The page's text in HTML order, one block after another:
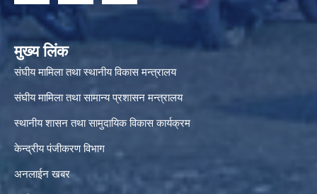
मुख्य लिंक
संघीय मामिला तथा स्थानीय विकास मन्त्रालय
संघीय मामिला तथा सामान्य प्रशासन मन्त्रालय
स्थानीय शासन तथा सामुदायिक विकास कार्यक्रम
केन्द्रीय पंजीकरण विभाग
अनलाईन खबर